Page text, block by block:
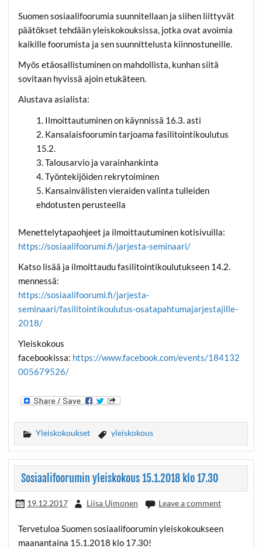
Suomen sosiaalifoorumia suunnitellaan ja siihen liittyvät
päätökset tehdään yleiskokouksissa, jotka ovat avoimia
kaikille foorumista ja sen suunnittelusta kiinnostuneille.
Myös etäosallistuminen on mahdollista, kunhan siitä
sovitaan hyvissä ajoin etukäteen.
Alustava asialista:
Ilmoittautuminen on käynnissä 16.3. asti
Kansalaisfoorumin tarjoama fasilitointikoulutus
15.2.
Talousarvio ja varainhankinta
Työntekijöiden rekrytoiminen
Kansainvälisten vieraiden valinta tulleiden
ehdotusten perusteella
Menettelytapaohjeet ja ilmoittautuminen kotisivuilla:
https://sosiaalifoorumi.fi/jarjesta-seminaari/
Katso lisää ja ilmoittaudu fasilitointikoulutukseen 14.2.
mennessä:
https://sosiaalifoorumi.fi/jarjesta-
seminaari/fasilitointikoulutus-osatapahtumajarjestajille-
2018/
Yleiskokous
facebookissa: https://www.facebook.com/events/184132
005679526/
Yleiskokoukset yleiskokous
Sosiaalifoorumin yleiskokous 15.1.2018 klo 17.30
19.12.2017 Liisa Uimonen Leave a comment
Tervetuloa Suomen sosiaalifoorumin yleiskokoukseen
maanantaina 15.1.2018 klo 17.30!